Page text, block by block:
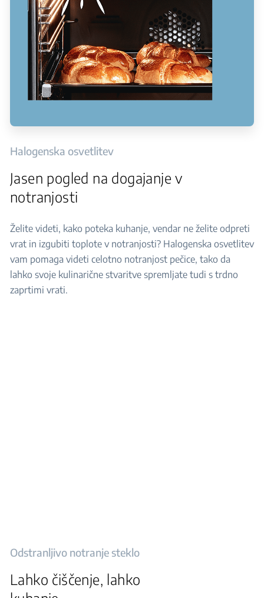
Halogenska osvetlitev
Jasen pogled na dogajanje v
notranjosti
Želite videti, kako poteka kuhanje, vendar ne želite odpreti
vrat in izgubiti toplote v notranjosti? Halogenska osvetlitev
vam pomaga videti celotno notranjost pečice, tako da
lahko svoje kulinarične stvaritve spremljate tudi s trdno
zaprtimi vrati.
Odstranljivo notranje steklo
Lahko čiščenje, lahko